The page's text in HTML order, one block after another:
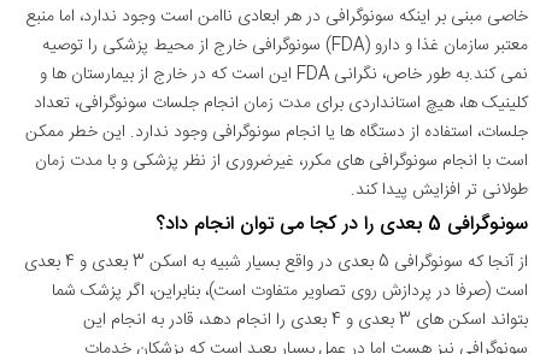
خاصی مبنی بر اینکه سونوگرافی در هر ابعادی ناامن است وجود ندارد، اما منبع
معتبر سازمان غذا و دارو (FDA) سونوگرافی خارج از محیط پزشکی را توصیه
نمی کند.به طور خاص، نگرانی FDA این است که در خارج از بیمارستان ها و
کلینیک ها، هیچ استانداردی برای مدت زمان انجام جلسات سونوگرافی، تعداد
جلسات، استفاده از دستگاه ها یا انجام سونوگرافی وجود ندارد. این خطر ممکن
است با انجام سونوگرافی های مکرر، غیرضروری از نظر پزشکی و با مدت زمان
طولانی تر افزایش پیدا کند.
سونوگرافی 5 بعدی را در کجا می توان انجام داد؟
از آنجا که سونوگرافی 5 بعدی در واقع بسیار شبیه به اسکن 3 بعدی و 4 بعدی
است (صرفا در پردازش روی تصاویر متفاوت است)، بنابراین، اگر پزشک شما
بتواند اسکن های 3 بعدی و 4 بعدی را انجام دهد، قادر به انجام این